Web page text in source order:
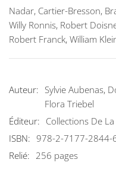
Nadar, Cartier-Bresson,
Willy Ronnis, Robert
Robert Franck, William
Auteur: Sylvie Aubenas,
Flora Triebel
Éditeur: Collections De
ISBN: 978-2-7177-2844-
Relié: 256 pages